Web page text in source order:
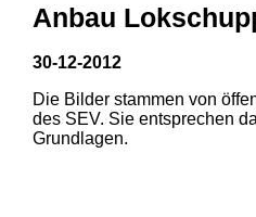
1 2
Anbau
30-12-2012
Die Bilder stammen von
des SEV. Sie entsprechen
Grundlagen.